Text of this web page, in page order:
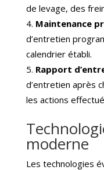
de levage, des
Maintenance
d’entretien
calendrier établi.
Rapport
d’entretien après
les actions
moderne
Les technologies